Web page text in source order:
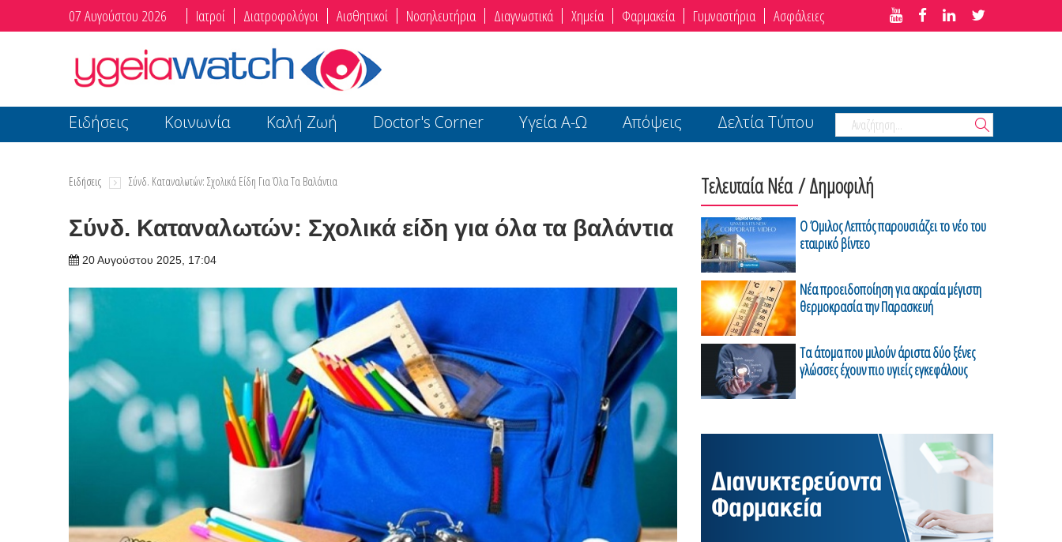
07 Αυγούστου 2026 Ιατροί Διατροφολόγοι Αισθητικοί Νοσηλευτήρια Διαγνωστικά Χημεία Φαρμακεία Γυμναστήρια Ασφάλειες
Ειδήσεις Κοινωνία Καλή Ζωή Doctor's Corner Υγεία Α-Ω Απόψεις Δελτία Τύπου
Ειδήσεις Σύνδ. Καταναλωτών: Σχολικά Είδη Για Όλα Τα Βαλάντια
Σύνδ. Καταναλωτών: Σχολικά είδη για όλα τα βαλάντια
20 Αυγούστου 2025, 17:04
Τελευταία Νέα / Δημοφιλή
Ο Όμιλος Λεπτός παρουσιάζει το νέο του
εταιρικό βίντεο
Νέα προειδοποίηση για ακραία μέγιστη
θερμοκρασία την Παρασκευή
Τα άτομα που μιλούν άριστα δύο ξένες
γλώσσες έχουν πιο υγιείς εγκεφάλους